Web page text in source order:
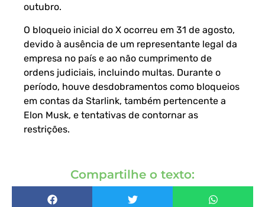
outubro.
O bloqueio inicial do X ocorreu em 31 de agosto,
devido à ausência de um representante legal da
empresa no país e ao não cumprimento de
ordens judiciais, incluindo multas. Durante o
período, houve desdobramentos como bloqueios
em contas da Starlink, também pertencente a
Elon Musk, e tentativas de contornar as
restrições.
Compartilhe o texto: